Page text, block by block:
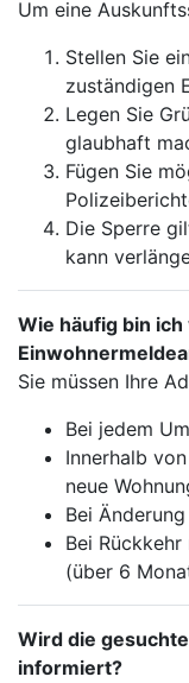
Um eine
Stellen Sie
zuständigen
Legen Sie
glaubhaft
Fügen Sie
Die Sperre
kann
Wie häufig bin
Sie müssen Ihre
Bei jedem
Innerhalb
neue
Bei
Bei
(über 6
Wird die
informiert?